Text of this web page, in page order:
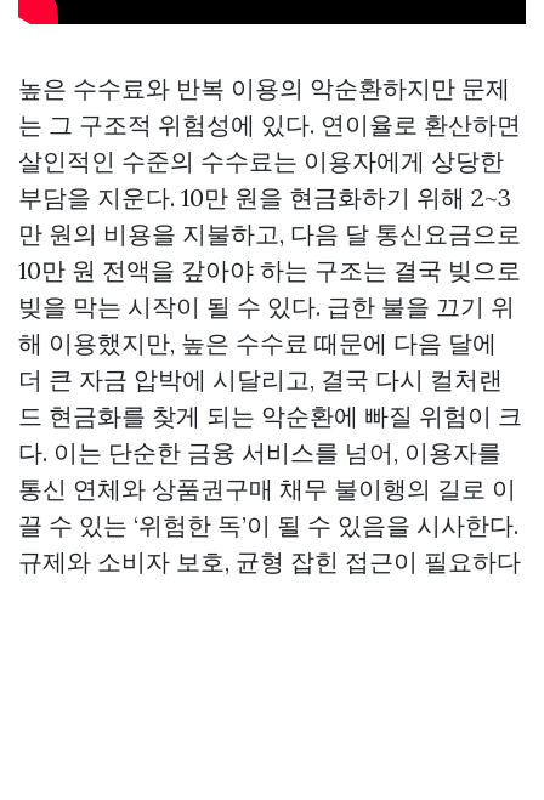
높은 수수료와 반복 이용의 악순환하지만 문제
는 그 구조적 위험성에 있다. 연이율로 환산하면
살인적인 수준의 수수료는 이용자에게 상당한
부담을 지운다. 10만 원을 현금화하기 위해 2~3
만 원의 비용을 지불하고, 다음 달 통신요금으로
10만 원 전액을 갚아야 하는 구조는 결국 빚으로
빚을 막는 시작이 될 수 있다. 급한 불을 끄기 위
해 이용했지만, 높은 수수료 때문에 다음 달에
더 큰 자금 압박에 시달리고, 결국 다시 컬처랜
드 현금화를 찾게 되는 악순환에 빠질 위험이 크
다. 이는 단순한 금융 서비스를 넘어, 이용자를
통신 연체와 상품권구매 채무 불이행의 길로 이
끌 수 있는 ‘위험한 독’이 될 수 있음을 시사한다.
규제와 소비자 보호, 균형 잡힌 접근이 필요하다